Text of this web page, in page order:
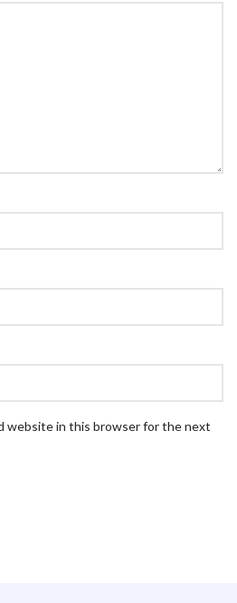
website in this browser for the next